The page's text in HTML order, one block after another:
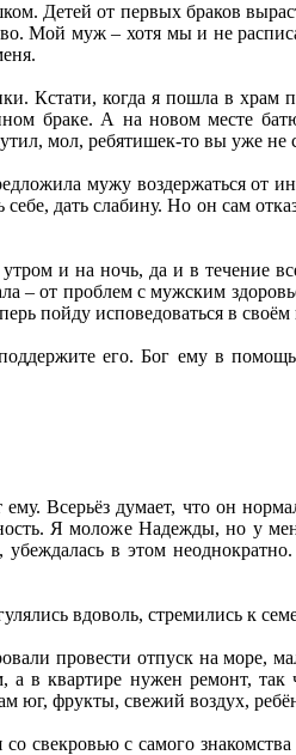
Детей от первых браков
Мой муж – хотя мы и не
Кстати, когда я пошла в храм
браке. А на новом месте
мол, ребятишек-то вы уже не
мужу воздержаться от
дать слабину. Но он сам
и на ночь, да и в течение
– от проблем с мужским
пойду исповедоваться в своём
его. Бог ему в
Всерьёз думает, что он
Я моложе Надежды, но у
в этом
вдоволь, стремились к
провести отпуск на
в квартире нужен ремонт,
юг, фрукты, свежий воздух,
свекровью с самого